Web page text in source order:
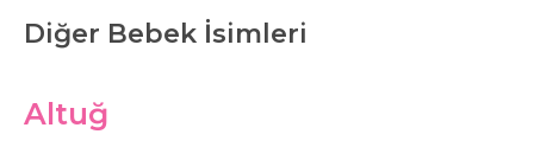
Diğer Bebek İsimleri
Altuğ